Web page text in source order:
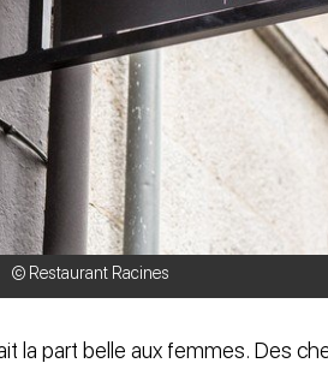
© Restaurant Racines
la part belle aux femmes. Des